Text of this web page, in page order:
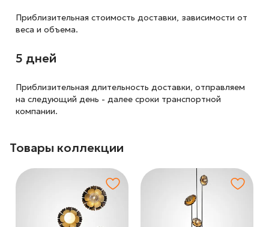
Приблизительная стоимость доставки, зависимости от
веса и объема.
5 дней
Приблизительная длительность доставки, отправляем
на следующий день - далее сроки транспортной
компании.
Товары коллекции